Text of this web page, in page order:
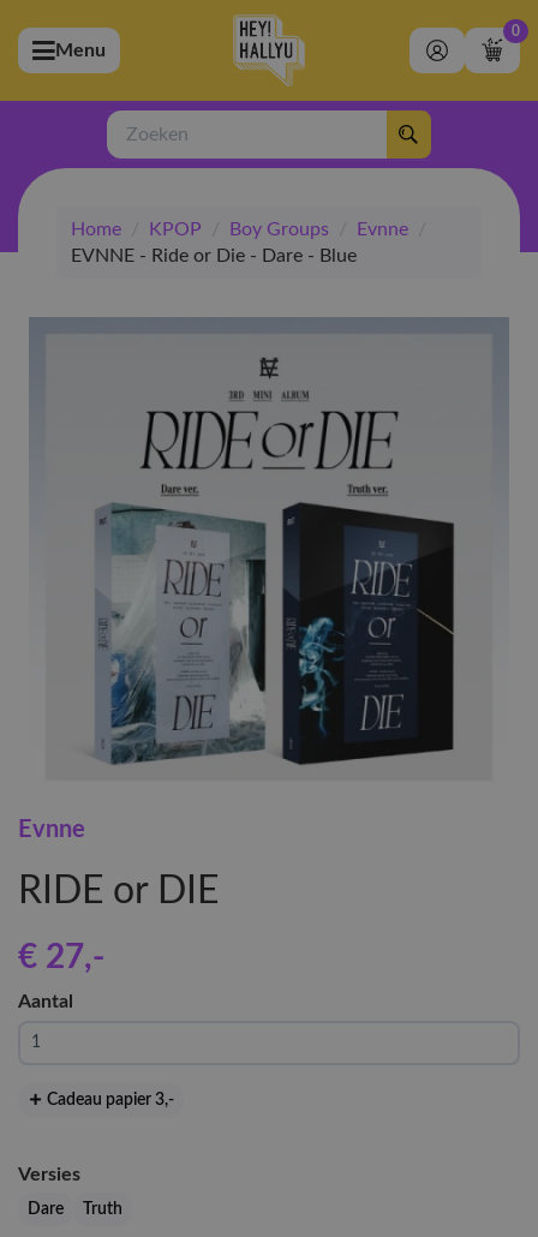
(Artiesten)
(Merchandise)
(Exclusive)
(Winkel)
Menu
0
Zoeken
Home / KPOP / Boy Groups / Evnne
/
EVNNE - Ride or Die - Dare - Blue
Evnne
RIDE or DIE
€ 27,-
Aantal
Cadeau papier 3,-
Versies
Dare Truth